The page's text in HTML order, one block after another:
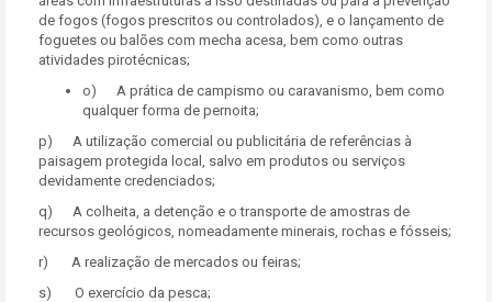
de fogos (fogos prescritos ou controlados), e o lançamento de
foguetes ou balões com mecha acesa, bem como outras
atividades pirotécnicas;
o) A prática de campismo ou caravanismo, bem como
qualquer forma de pernoita;
p) A utilização comercial ou publicitária de referências à
paisagem protegida local, salvo em produtos ou serviços
devidamente credenciados;
q) A colheita, a detenção e o transporte de amostras de
recursos geológicos, nomeadamente minerais, rochas e fósseis;
r) A realização de mercados ou feiras;
s) O exercício da pesca;